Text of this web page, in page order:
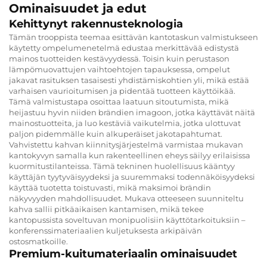
Ominaisuudet ja edut
Kehittynyt rakennusteknologia
Tämän trooppista teemaa esittävän kantotaskun valmistukseen
käytetty ompelumenetelmä edustaa merkittävää edistystä
mainos tuotteiden kestävyydessä. Toisin kuin perustason
lämpömuovattujen vaihtoehtojen tapauksessa, ompelut
jakavat rasituksen tasaisesti yhdistämiskohtien yli, mikä estää
varhaisen vaurioitumisen ja pidentää tuotteen käyttöikää.
Tämä valmistustapa osoittaa laatuun sitoutumista, mikä
heijastuu hyvin niiden brändien imagoon, jotka käyttävät näitä
mainostuotteita, ja luo kestäviä vaikutelmia, jotka ulottuvat
paljon pidemmälle kuin alkuperäiset jakotapahtumat.
Vahvistettu kahvan kiinnitysjärjestelmä varmistaa mukavan
kantokyvyn samalla kun rakenteellinen eheys säilyy erilaisissa
kuormitustilanteissa. Tämä tekninen huolellisuus kääntyy
käyttäjän tyytyväisyydeksi ja suuremmaksi todennäköisyydeksi
käyttää tuotetta toistuvasti, mikä maksimoi brändin
näkyvyyden mahdollisuudet. Mukava otteeseen suunniteltu
kahva sallii pitkäaikaisen kantamisen, mikä tekee
kantopussista soveltuvan monipuolisiin käyttötarkoituksiin –
konferenssimateriaalien kuljetuksesta arkipäivän
ostosmatkoille.
Premium-kuitumateriaalin ominaisuudet